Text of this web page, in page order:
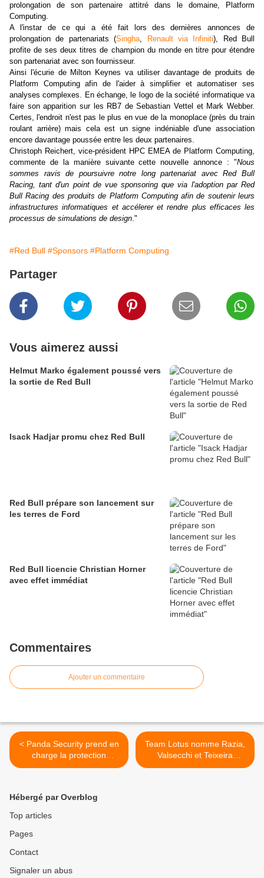
prolongation de son partenaire attitré dans le domaine, Platform
Computing.
A l'instar de ce qui a été fait lors des dernières annonces de
prolongation de partenariats (Singha, Renault via Infiniti), Red Bull
profite de ses deux titres de champion du monde en titre pour étendre
son partenariat avec son fournisseur.
Ainsi l'écurie de Milton Keynes va utiliser davantage de produits de
Platform Computing afin de l'aider à simplifier et automatiser ses
analyses complexes. En échange, le logo de la société informatique va
faire son apparition sur les RB7 de Sebastian Vettel et Mark Webber.
Certes, l'endroit n'est pas le plus en vue de la monoplace (près du train
roulant arrière) mais cela est un signe indéniable d'une association
encore davantage poussée entre les deux partenaires.
Christoph Reichert, vice-président HPC EMEA de Platform Computing,
commente de la manière suivante cette nouvelle annonce : "Nous
sommes ravis de poursuivre notre long partenariat avec Red Bull
Racing, tant d'un point de vue sponsoring que via l'adoption par Red
Bull Racing des produits de Platform Computing afin de soutenir leurs
infrastructures informatiques et accélerer et rendre plus efficaces les
processus de simulations de design."
#Red Bull #Sponsors #Platform Computing
Partager
Vous aimerez aussi
Helmut Marko également poussé vers
la sortie de Red Bull
Isack Hadjar promu chez Red Bull
Red Bull prépare son lancement sur
les terres de Ford
Red Bull licencie Christian Horner
avec effet immédiat
Commentaires
Ajouter un commentaire
< Panda Security prend en
charge la protection
informatique d'HRT
Team Lotus nomme Razia,
Valsecchi et Teixeira
comme réserves pour 2011
Hébergé par Overblog
Top articles
Pages
Contact
Signaler un abus